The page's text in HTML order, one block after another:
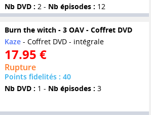
Nb DVD : 2 - Nb épisodes : 12
Burn the witch - 3 OAV - Coffret DVD
Kaze- Coffret DVD - intégrale
17.95 €
Rupture
Points fidelités : 40
Nb DVD : 1 - Nb épisodes : 3